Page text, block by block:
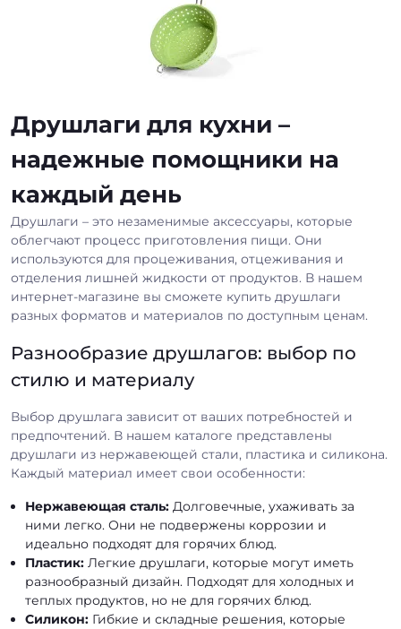
Друшлаги для кухни –
надежные помощники на
каждый день
Друшлаги – это незаменимые аксессуары, которые
облегчают процесс приготовления пищи. Они
используются для процеживания, отцеживания и
отделения лишней жидкости от продуктов. В нашем
интернет-магазине вы сможете купить друшлаги
разных форматов и материалов по доступным ценам.
Разнообразие друшлагов: выбор по
стилю и материалу
Выбор друшлага зависит от ваших потребностей и
предпочтений. В нашем каталоге представлены
друшлаги из нержавеющей стали, пластика и силикона.
Каждый материал имеет свои особенности:
Нержавеющая сталь: Долговечные, ухаживать за
ними легко. Они не подвержены коррозии и
идеально подходят для горячих блюд.
Пластик: Легкие друшлаги, которые могут иметь
разнообразный дизайн. Подходят для холодных и
теплых продуктов, но не для горячих блюд.
Силикон: Гибкие и складные решения, которые